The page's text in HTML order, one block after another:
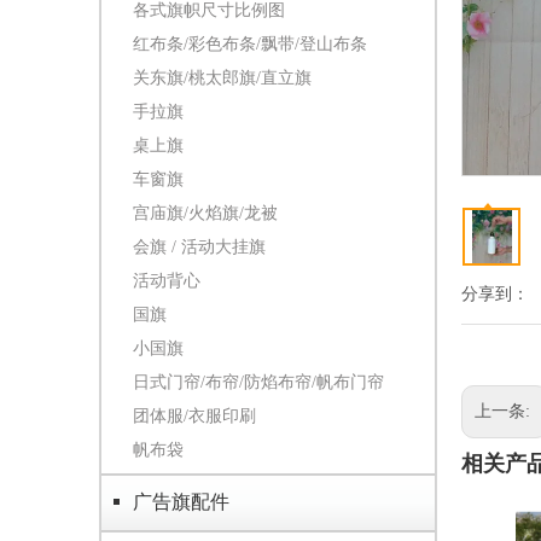
各式旗帜尺寸比例图
红布条/彩色布条/飘带/登山布条
关东旗/桃太郎旗/直立旗
手拉旗
桌上旗
车窗旗
宫庙旗/火焰旗/龙被
会旗 / 活动大挂旗
活动背心
国旗
小国旗
日式门帘/布帘/防焰布帘/帆布门帘
团体服/衣服印刷
帆布袋
广告旗配件
分享到：
上一条:
相关产